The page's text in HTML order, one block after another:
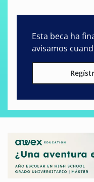
Esta beca ha
avisamos